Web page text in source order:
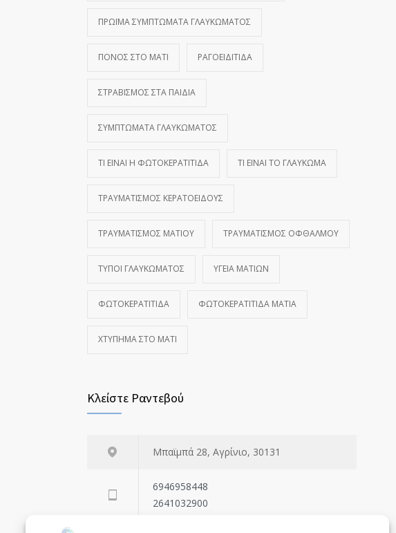
ΠΡΏΙΜΑ ΣΥΜΠΤΏΜΑΤΑ ΓΛΑΥΚΏΜΑΤΟΣ
ΠΌΝΟΣ ΣΤΟ ΜΆΤΙ ΡΑΓΟΕΙΔΊΤΙΔΑ
ΣΤΡΑΒΙΣΜΌΣ ΣΤΑ ΠΑΙΔΙΆ
ΣΥΜΠΤΏΜΑΤΑ ΓΛΑΥΚΏΜΑΤΟΣ
ΤΙ ΕΊΝΑΙ Η ΦΩΤΟΚΕΡΑΤΊΤΙΔΑ ΤΙ ΕΊΝΑΙ ΤΟ ΓΛΑΎΚΩΜΑ
ΤΡΑΥΜΑΤΙΣΜΌΣ ΚΕΡΑΤΟΕΙΔΟΎΣ
ΤΡΑΥΜΑΤΙΣΜΌΣ ΜΑΤΙΟΎ ΤΡΑΥΜΑΤΙΣΜΌΣ ΟΦΘΑΛΜΟΎ
ΤΎΠΟΙ ΓΛΑΥΚΏΜΑΤΟΣ ΥΓΕΊΑ ΜΑΤΙΏΝ
ΦΩΤΟΚΕΡΑΤΊΤΙΔΑ ΦΩΤΟΚΕΡΑΤΊΤΙΔΑ ΜΆΤΙΑ
ΧΤΎΠΗΜΑ ΣΤΟ ΜΆΤΙ
Κλείστε Ραντεβού
Μπαϊμπά 28, Αγρίνιο, 30131
6946958448
2641032900